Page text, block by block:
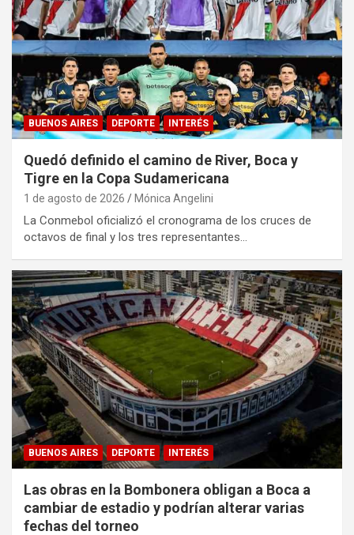
BUENOS AIRES DEPORTE INTERÉS
Quedó definido el camino de River, Boca y
Tigre en la Copa Sudamericana
1 de agosto de 2026 Mónica Angelini
La Conmebol oficializó el cronograma de los cruces de
octavos de final y los tres representantes…
BUENOS AIRES DEPORTE INTERÉS
Las obras en la Bombonera obligan a Boca a
cambiar de estadio y podrían alterar varias
fechas del torneo